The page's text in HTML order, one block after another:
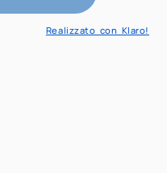
Realizzato con Klaro!